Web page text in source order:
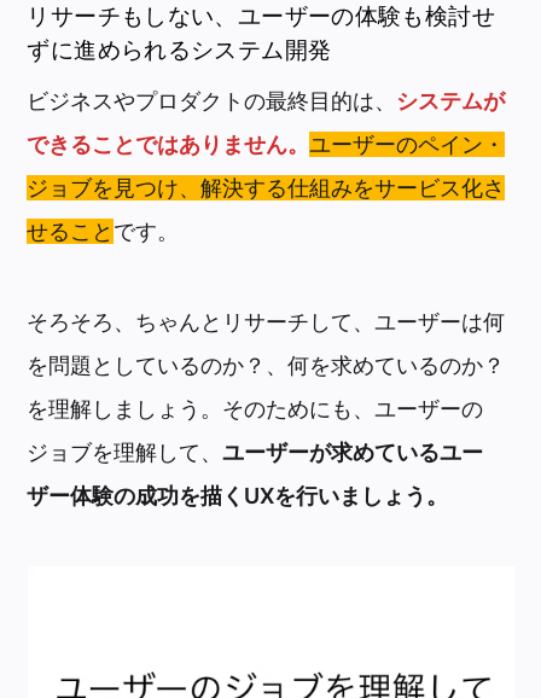
リサーチもしない、ユーザーの体験も検討せ
ずに進められるシステム開発
ビジネスやプロダクトの最終目的は、 システムが
できることではありません。ユーザーのペイン・
ジョブを見つけ、解決する仕組みをサービス化さ
せること です。
そろそろ、ちゃんとリサーチして、ユーザーは何
を問題としているのか？、何を求めているのか？
を理解しましょう。そのためにも、ユーザーの
ジョブを理解して、ユーザーが求めているユー
ザー体験の成功を描くUXを行いましょう。